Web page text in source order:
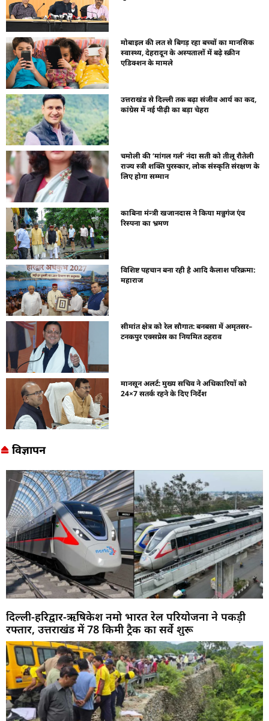
मोबाइल की लत से बिगड़ रहा बच्चों का मानसिक
स्वास्थ्य, देहरादून के अस्पतालों में बढ़े स्क्रीन
एडिक्शन के मामले
उत्तराखंड से दिल्ली तक बढ़ा संजीव आर्य का कद,
कांग्रेस में नई पीढ़ी का बड़ा चेहरा
चमोली की ‘मांगल गर्ल’ नंदा सती को तीलू रौतेली
राज्य स्त्री शक्ति पुरस्कार, लोक संस्कृति संरक्षण के
लिए होगा सम्मान
काबिना मंन्त्री खजानदास ने किया मन्नुगंज एंव
रिस्पना का भ्रमण
विशिष्ट पहचान बना रही है आदि कैलाश परिक्रमा:
महाराज
सीमांत क्षेत्र को रेल सौगात: बनबसा में अमृतसर–
टनकपुर एक्सप्रेस का नियमित ठहराव
मानसून अलर्ट: मुख्य सचिव ने अधिकारियों को
24×7 सतर्क रहने के दिए निर्देश
विज्ञापन
दिल्ली-हरिद्वार-ऋषिकेश नमो भारत रेल परियोजना ने पकड़ी
रफ्तार, उत्तराखंड में 78 किमी ट्रैक का सर्वे शुरू